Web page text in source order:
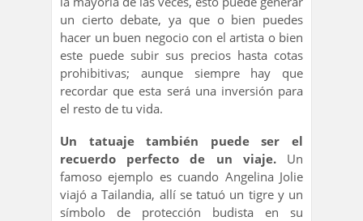
un cierto debate, ya que o bien puedes
hacer un buen negocio con el artista o bien
este puede subir sus precios hasta cotas
prohibitivas; aunque siempre hay que
recordar que esta será una inversión para
el resto de tu vida.
Un tatuaje también puede ser el
recuerdo perfecto de un viaje.Un
famoso ejemplo es cuando Angelina Jolie
viajó a Tailandia, allí se tatuó un tigre y un
símbolo de protección budista en su